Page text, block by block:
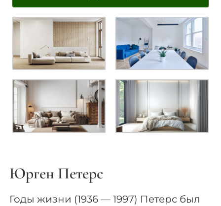
Юрген Петерс
Годы жизни (1936 — 1997) Петерс был